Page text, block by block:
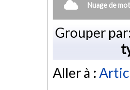
Nuage de
Grouper
Aller à :